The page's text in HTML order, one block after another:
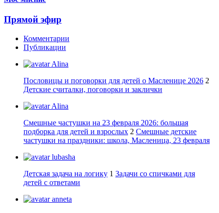
Прямой эфир
Комментарии
Публикации
Alina
Пословицы и поговорки для детей о Масленице 2026 2
Детские считалки, поговорки и заклички
Alina
Смешные частушки на 23 февраля 2026: большая
подборка для детей и взрослых 2 Смешные детские
частушки на праздники: школа, Масленица, 23 февраля
lubasha
Детская задача на логику 1 Задачи со спичками для
детей с ответами
anneta